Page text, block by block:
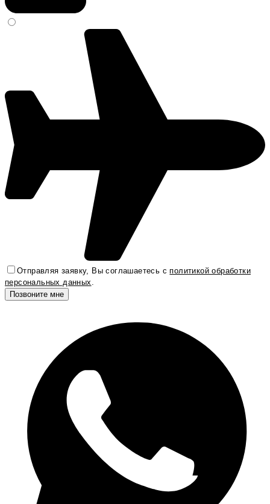
Отправляя заявку, Вы соглашаетесь сполитикой обработки
персональных данных